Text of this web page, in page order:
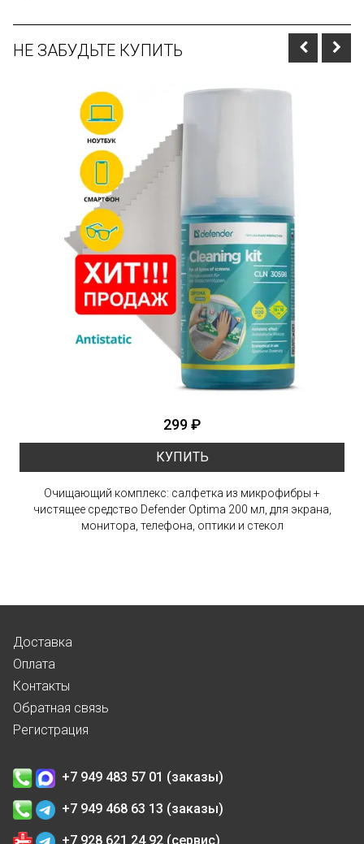
НЕ ЗАБУДЬТЕ КУПИТЬ
299 ₽
КУПИТЬ
Очищающий комплекс: салфетка из микрофибры +
чистящее средство Defender Optima 200 мл, для экрана,
монитора, телефона, оптики и стекол
Доставка
Оплата
Контакты
Обратная связь
Регистрация
+7 949 483 57 01 (заказы)
+7 949 468 63 13 (заказы)
+7 928 621 24 92 (сервис)